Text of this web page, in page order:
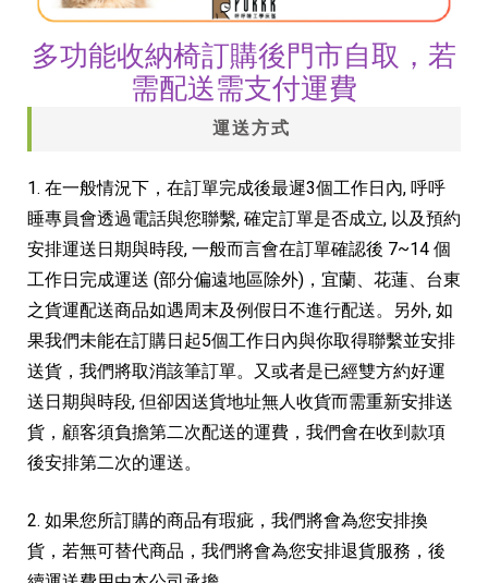
多功能收納椅訂購後門市自取，若
需配送需支付運費
運送方式
1. 在一般情況下，在訂單完成後最遲3個工作日內, 呼呼
睡專員會透過電話與您聯繫, 確定訂單是否成立, 以及預約
安排運送日期與時段, 一般而言會在訂單確認後 7~14 個
工作日完成運送 (部分偏遠地區除外)，宜蘭、花蓮、台東
之貨運配送商品如遇周末及例假日不進行配送。另外, 如
果我們未能在訂購日起5個工作日內與你取得聯繫並安排
送貨，我們將取消該筆訂單。又或者是已經雙方約好運
送日期與時段, 但卻因送貨地址無人收貨而需重新安排送
貨，顧客須負擔第二次配送的運費，我們會在收到款項
後安排第二次的運送。
2. 如果您所訂購的商品有瑕疵，我們將會為您安排換
貨，若無可替代商品，我們將會為您安排退貨服務，後